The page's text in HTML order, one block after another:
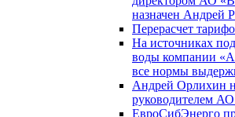
назначен Андрей
Перерасчет
На источниках
воды компании
все нормы
Андрей Орлихин
руководителем
ЕвроСибЭнерго